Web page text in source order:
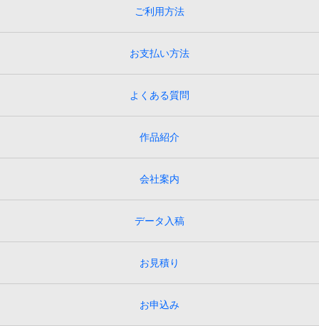
ご利用方法
お支払い方法
よくある質問
作品紹介
会社案内
データ入稿
お見積り
お申込み